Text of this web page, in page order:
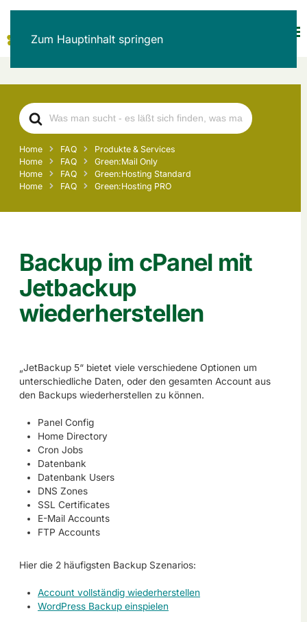
Zum Hauptinhalt springen
Search
For
Home FAQ
Produkte & Services
Home
FAQ
Green:Mail Only
Home
FAQ
Green:Hosting Standard
Home
FAQ Green:Hosting PRO
Backup im cPanel mit
Jetbackup
wiederherstellen
„JetBackup 5“ bietet viele verschiedene Optionen um
unterschiedliche Daten, oder den gesamten Account aus
den Backups wiederherstellen zu können.
Panel Config
Home Directory
Cron Jobs
Datenbank
Datenbank Users
DNS Zones
SSL Certificates
E-Mail Accounts
FTP Accounts
Hier die 2 häufigsten Backup Szenarios:
Account vollständig wiederherstellen
WordPress Backup einspielen